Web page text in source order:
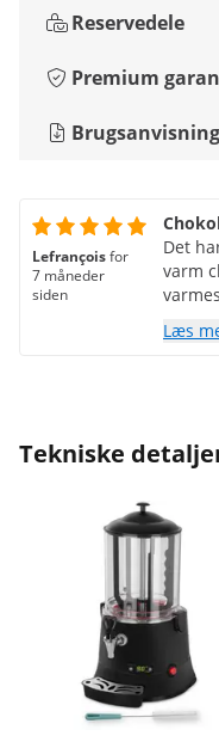
Reservedele
Premium
Brugsanvisning
Lefrançoisfor
7 måneder
siden
Det
varm
Læs
Tekniske